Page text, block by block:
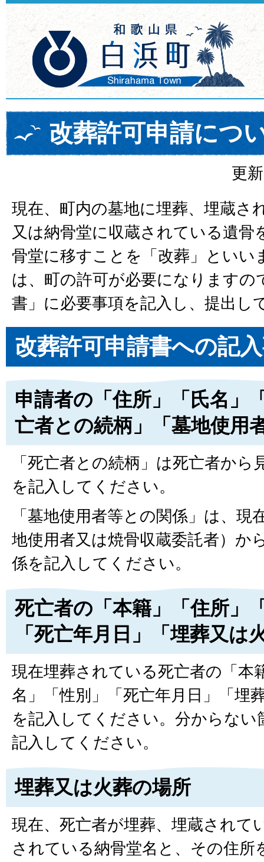
改葬許可申請につ
更
現在、町内の墓地に埋葬、埋蔵さ
又は納骨堂に収蔵されている遺骨
骨堂に移すことを「改葬」といい
は、町の許可が必要になりますの
書」に必要事項を記入し、提出し
改葬許可申請書への記
申請者の「住所」「氏名」
亡者との続柄」「墓地使用
「死亡者との続柄」は死亡者から
を記入してください。
「墓地使用者等との関係」は、現
地使用者又は焼骨収蔵委託者）か
係を記入してください。
死亡者の「本籍」「住所」
「死亡年月日」「埋葬又は
現在埋葬されている死亡者の「本
名」「性別」「死亡年月日」「埋
を記入してください。分からない
記入してください。
埋葬又は火葬の場所
現在、死亡者が埋葬、埋蔵されて
されている納骨堂名と、その住所